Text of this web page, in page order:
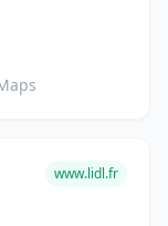
www.lidl.fr